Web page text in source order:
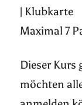
| Klubkarte
Maximal 7
Dieser Kurs
möchten